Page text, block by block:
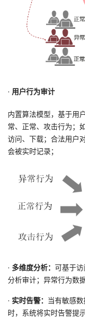
程认
证
的
实
验
我
的
收
持
建
议
· 用户行为审计
内置算法模型，基于用
常、正常、攻击行为；
访问、下载；合法用户
会被实时记录；
· 多维度分析： 可基于
分析审计；异常行为数
· 实时告警： 当有敏感
时，系统将实时告警提